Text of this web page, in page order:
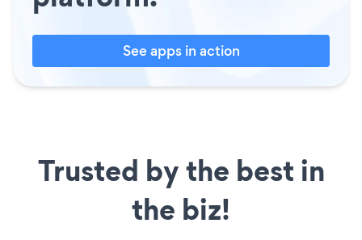
See apps in action
Trusted by the best in
the biz!